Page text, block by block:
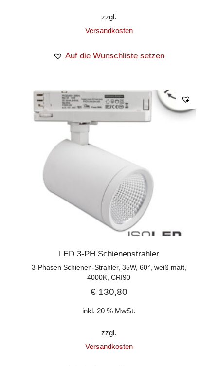
zzgl.
Versandkosten
Auf die Wunschliste setzen
LED 3-PH Schienenstrahler
3-Phasen Schienen-Strahler, 35W, 60°, weiß matt,
4000K, CRI90
€130,80
inkl. 20 % MwSt.
zzgl.
Versandkosten